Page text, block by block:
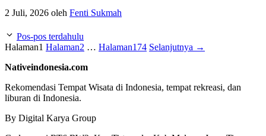
2 Juli, 2026 oleh Fenti Sukmah
Pos-pos terdahulu
Halaman1 Halaman2 … Halaman174 Selanjutnya →
Nativeindonesia.com
Rekomendasi Tempat Wisata di Indonesia, tempat rekreasi, dan
liburan di Indonesia.
By Digital Karya Group